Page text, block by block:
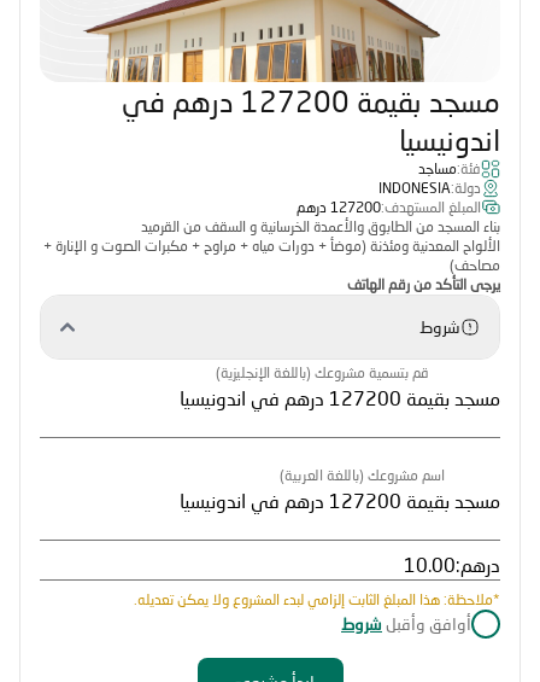
مسجد بقيمة 127200 درهم في
اندونيسيا
فئة:مساجد
دولة:INDONESIA
المبلغ المستهدف:127200 درهم
بناء المسجد من الطابوق والأعمدة الخرسانية و السقف من القرميد
الألواح المعدنية ومئذنة (موضأ + دورات مياه + مراوح + مكبرات الصوت و الإنارة +
مصاحف)
يرجى التأكد من رقم الهاتف
شروط
قم بتسمية مشروعك (باللغة الإنجليزية)
اسم مشروعك (باللغة العربية)
درهم:
*ملاحظة: هذا المبلغ الثابت إلزامي لبدء المشروع ولا يمكن تعديله.
أوافق وأقبل شروط